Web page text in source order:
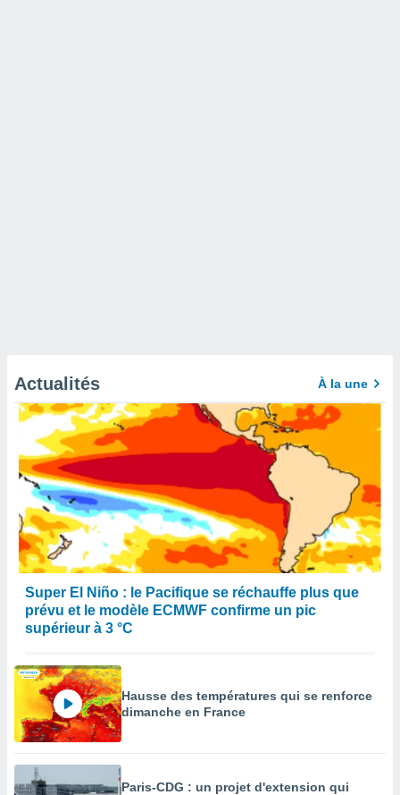
Actualités À la une
Super El Niño : le Pacifique se réchauffe plus que
prévu et le modèle ECMWF confirme un pic
supérieur à 3 °C
Hausse des températures qui se renforce
dimanche en France
Paris-CDG : un projet d'extension qui